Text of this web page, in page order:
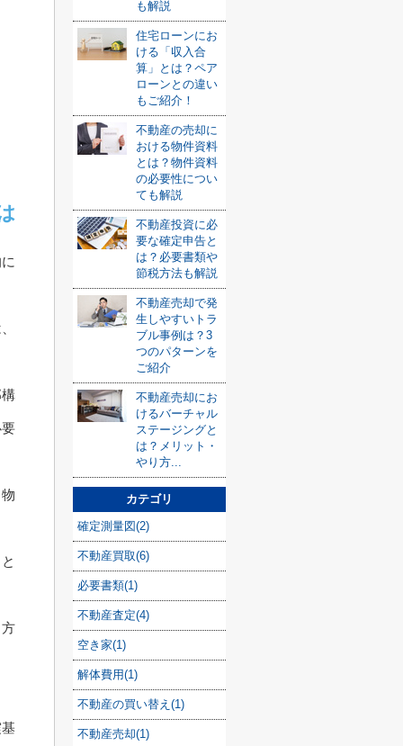
も解説
住宅ローンにお
ける「収入合
算」とは？ペア
ローンとの違い
もご紹介！
不動産の売却に
おける物件資料
とは？物件資料
の必要性につい
ても解説
不動産投資に必
要な確定申告と
は？必要書類や
節税方法も解説
不動産売却で発
生しやすいトラ
ブル事例は？3
つのパターンを
ご紹介
不動産売却にお
けるバーチャル
ステージングと
は？メリット・
やり方...
カテゴリ
確定測量図(2)
不動産買取(6)
必要書類(1)
不動産査定(4)
空き家(1)
解体費用(1)
不動産の買い替え(1)
不動産売却(1)